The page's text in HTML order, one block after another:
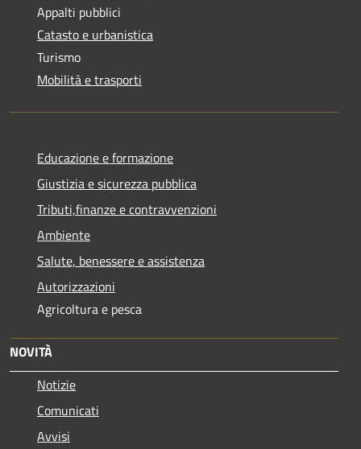
Appalti pubblici
Catasto e urbanistica
Turismo
Mobilità e trasporti
Educazione e formazione
Giustizia e sicurezza pubblica
Tributi,finanze e contravvenzioni
Ambiente
Salute, benessere e assistenza
Autorizzazioni
Agricoltura e pesca
NOVITÀ
Notizie
Comunicati
Avvisi